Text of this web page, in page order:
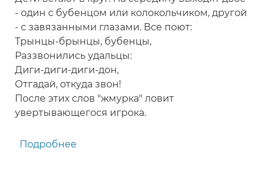
- один с бубенцом или колокольчиком, другой
- с завязанными глазами. Все поют:
Трынцы-брынцы, бубенцы,
Раззвонились удальцы:
Диги-диги-диги-дон,
Отгадай, откуда звон!
После этих слов "жмурка" ловит
увертывающегося игрока.
Подробнее